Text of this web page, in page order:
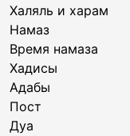
Халяль и харам
Намаз
Время намаза
Хадисы
Адабы
Пост
Дуа